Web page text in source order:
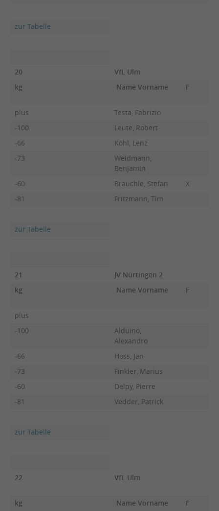
zur Tabelle
20
VfL Ulm
kg
Name Vorname F
plus
Testa, Fabrizio
-100
Leute, Robert
-66
Köhl, Lenz
-73
Weidmann,
Benjamin
-60
Brauchle, Stefan
X
-81
Fritzmann, Tim
zur Tabelle
21
JV Nürtingen 2
kg
Name Vorname F
plus
-100
Alduino,
Alexandro
-66
Hoss, Jan
-73
Finkler, Marius
-60
Delpy, Pierre
-81
Vedder, Patrick
zur Tabelle
22 VfL Ulm
kg Name Vorname F